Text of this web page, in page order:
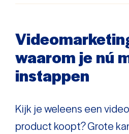
waarom je nú
instappen
Kijk je weleens een
product koopt? Grote